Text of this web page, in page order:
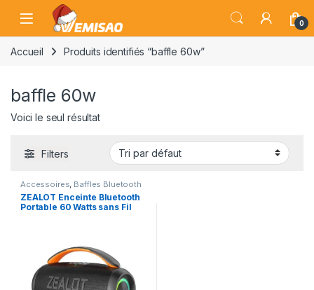
Skip to navigation
Skip to content
Open 0
Accueil Produits identifiés “baffle 60w”
baffle 60w
Voici le seul résultat
Filters
Accessoires Baffles Bluetooth
ZEALOT Enceinte Bluetooth
Portable 60 Watts sans Fil
Stéréo, Haut Parleur
Bluetooth 5.3, 8000Mah